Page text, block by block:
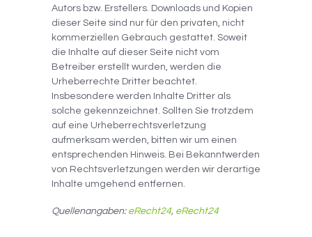
Autors bzw. Erstellers. Downloads und Kopien
dieser Seite sind nur für den privaten, nicht
kommerziellen Gebrauch gestattet. Soweit
die Inhalte auf dieser Seite nicht vom
Betreiber erstellt wurden, werden die
Urheberrechte Dritter beachtet.
Insbesondere werden Inhalte Dritter als
solche gekennzeichnet. Sollten Sie trotzdem
auf eine Urheberrechtsverletzung
aufmerksam werden, bitten wir um einen
entsprechenden Hinweis. Bei Bekanntwerden
von Rechtsverletzungen werden wir derartige
Inhalte umgehend entfernen.
Quellenangaben: eRecht24, eRecht24